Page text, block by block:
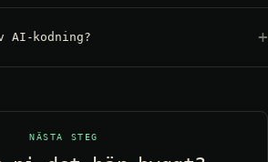
AI-kodning?
NÄSTA STEG